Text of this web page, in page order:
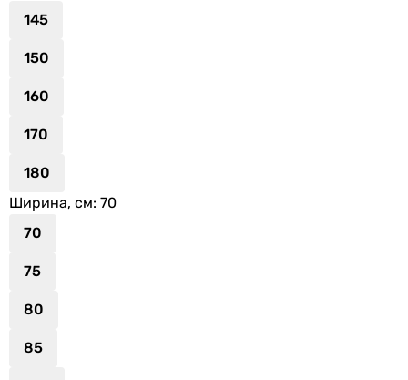
145
150
160
170
180
Ширина, см: 70
70
75
80
85